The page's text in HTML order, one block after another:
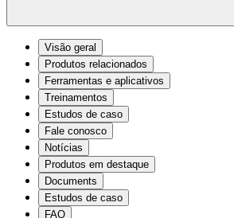
Visão geral
Produtos relacionados
Ferramentas e aplicativos
Treinamentos
Estudos de caso
Fale conosco
Notícias
Produtos em destaque
Documents
Estudos de caso
FAQ